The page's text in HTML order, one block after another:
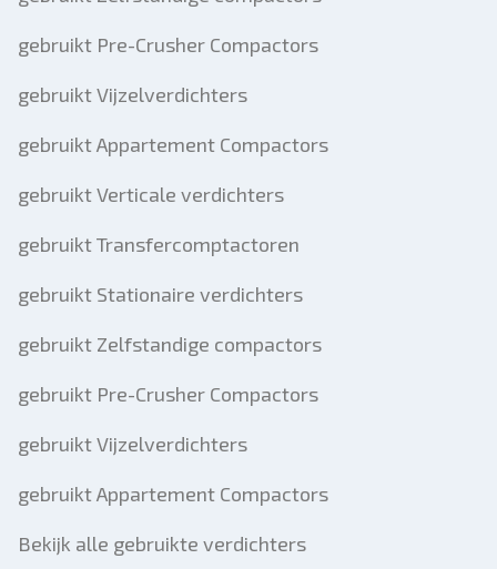
gebruikt Pre-Crusher Compactors
gebruikt Vijzelverdichters
gebruikt Appartement Compactors
gebruikt Verticale verdichters
gebruikt Transfercomptactoren
gebruikt Stationaire verdichters
gebruikt Zelfstandige compactors
gebruikt Pre-Crusher Compactors
gebruikt Vijzelverdichters
gebruikt Appartement Compactors
Bekijk alle gebruikte verdichters